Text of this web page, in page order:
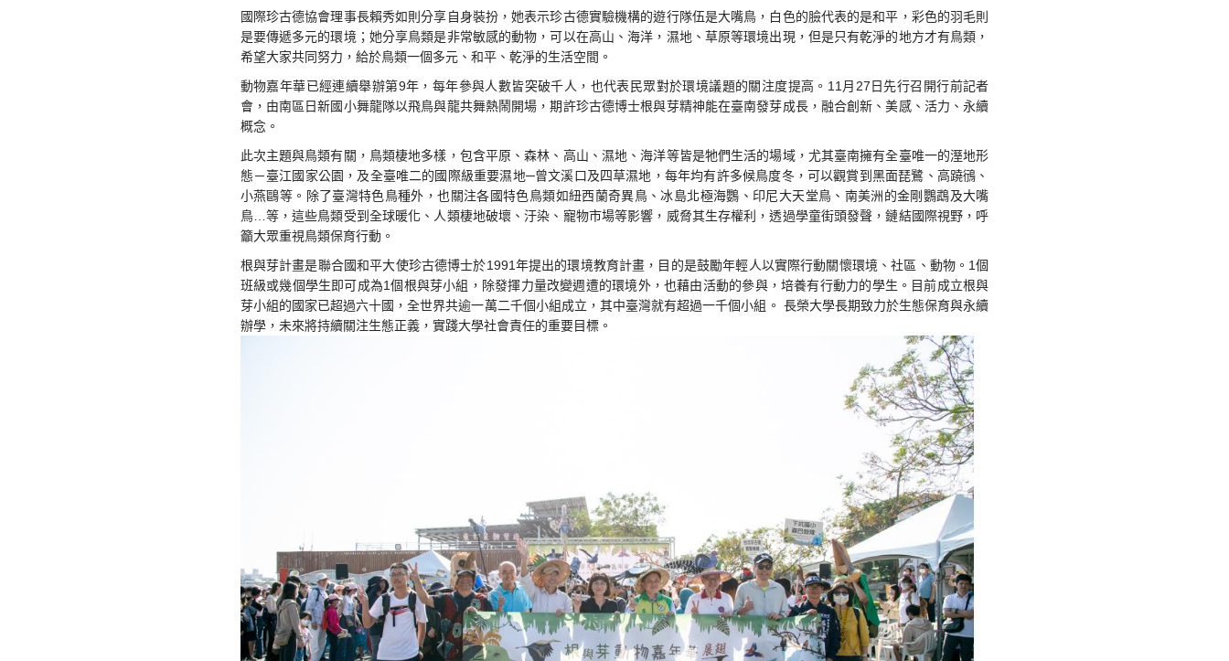
國際珍古德協會理事長賴秀如則分享自身裝扮，她表示珍古德實驗機構的遊行隊伍是大嘴鳥，白色的臉代表的是和平，彩色的羽毛則
是要傳遞多元的環境；她分享鳥類是非常敏感的動物，可以在高山、海洋，濕地、草原等環境出現，但是只有乾淨的地方才有鳥類，
希望大家共同努力，給於鳥類一個多元、和平、乾淨的生活空間。
動物嘉年華已經連續舉辦第9年，每年參與人數皆突破千人，也代表民眾對於環境議題的關注度提高。11月27日先行召開行前記者
會，由南區日新國小舞龍隊以飛鳥與龍共舞熱鬧開場，期許珍古德博士根與芽精神能在臺南發芽成長，融合創新、美感、活力、永續
概念。
此次主題與鳥類有關，鳥類棲地多樣，包含平原、森林、高山、濕地、海洋等皆是牠們生活的場域，尤其臺南擁有全臺唯一的溼地形
態－臺江國家公園，及全臺唯二的國際級重要濕地─曾文溪口及四草濕地，每年均有許多候鳥度冬，可以觀賞到黑面琵鷺、高蹺鴴、
小燕鷗等。除了臺灣特色鳥種外，也關注各國特色鳥類如紐西蘭奇異鳥、冰島北極海鸚、印尼大天堂鳥、南美洲的金剛鸚鵡及大嘴
鳥…等，這些鳥類受到全球暖化、人類棲地破壞、汙染、寵物市場等影響，威脅其生存權利，透過學童街頭發聲，鏈結國際視野，呼
籲大眾重視鳥類保育行動。
根與芽計畫是聯合國和平大使珍古德博士於1991年提出的環境教育計畫，目的是鼓勵年輕人以實際行動關懷環境、社區、動物。1個
班級或幾個學生即可成為1個根與芽小組，除發揮力量改變週遭的環境外，也藉由活動的參與，培養有行動力的學生。目前成立根與
芽小組的國家已超過六十國，全世界共逾一萬二千個小組成立，其中臺灣就有超過一千個小組。 長榮大學長期致力於生態保育與永續
辦學，未來將持續關注生態正義，實踐大學社會責任的重要目標。